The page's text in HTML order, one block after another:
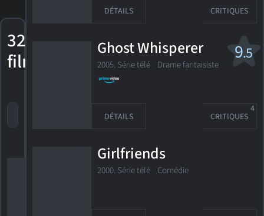
32
films
par cote date de sortie
The 5 Powers
DÉTAILS CRITIQUES
9.5
Ghost Whisperer
2005. Série télé Drame fantaisiste
DÉTAILS CRITIQUES
4
Girlfriends
2000. Série télé Comédie